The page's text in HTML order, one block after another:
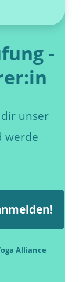
-
unser
werde
Alliance